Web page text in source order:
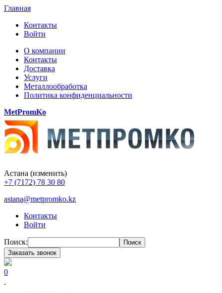
Главная
Контакты
Войти
О компании
Контакты
Доставка
Услуги
Металлообработка
Политика конфиденциальности
MetPromKo
Астана (изменить)
+7 (7172) 78 30 80
astana@metpromko.kz
Контакты
Войти
Поиск:
Поиск
Заказать звонок
0